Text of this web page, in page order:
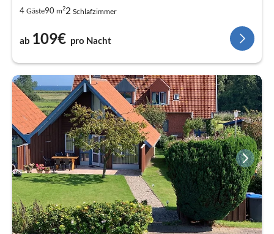
4 Gäste90 m22 Schlafzimmer
ab 109€ pro Nacht